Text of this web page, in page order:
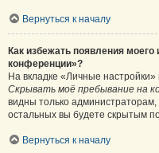
Вернуться к началу
Как избежать появления
конференции»?
На вкладке «Личные
Скрывать моё пребывание на
видны только
остальных вы будете скрытым
Вернуться к началу